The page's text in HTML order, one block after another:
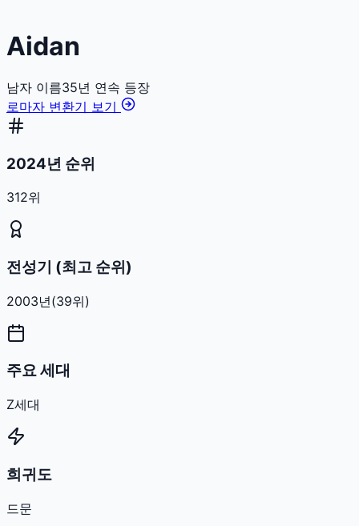
Aidan
남자 이름35년 연속 등장
로마자 변환기 보기
2024년 순위
312위
전성기 (최고 순위)
2003년(39위)
주요 세대
Z세대
희귀도
드문